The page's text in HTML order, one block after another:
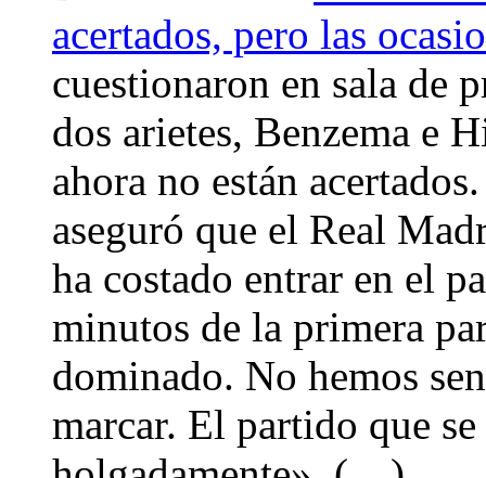
acertados, pero las
cuestionaron en sala de
dos arietes, Benzema e
ahora no están
aseguró que el Real
ha costado entrar en el
minutos de la primera
dominado. No hemos
marcar. El partido que